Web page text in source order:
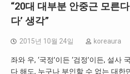
“20대 대부분 안중근 모른
다’ 생각”
2015년 10월 24일 koreaura
좌와 우, ‘국정’이든 ‘검정’이든, 설사
다 해도, 누구나 부인할 수 없는 대한